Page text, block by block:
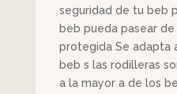
seguridad de tu beb
beb pueda pasear
protegida Se adapta
beb s las rodilleras
a la mayor a de los